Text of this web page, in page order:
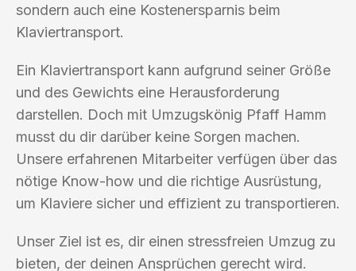
sondern auch eine Kostenersparnis beim
Klaviertransport.
Ein Klaviertransport kann aufgrund seiner Größe
und des Gewichts eine Herausforderung
darstellen. Doch mit Umzugskönig Pfaff Hamm
musst du dir darüber keine Sorgen machen.
Unsere erfahrenen Mitarbeiter verfügen über das
nötige Know-how und die richtige Ausrüstung,
um Klaviere sicher und effizient zu transportieren.
Unser Ziel ist es, dir einen stressfreien Umzug zu
bieten, der deinen Ansprüchen gerecht wird.